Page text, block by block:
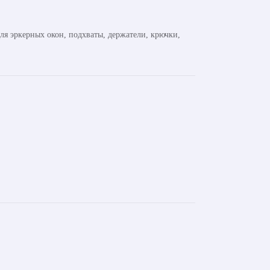
эркерных окон, подхваты, держатели, крючки,